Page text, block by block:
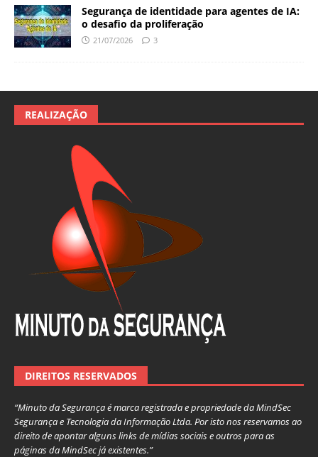
Segurança de identidade para agentes de IA:
o desafio da proliferação
21/07/2026 3
REALIZAÇÃO
DIREITOS RESERVADOS
“Minuto da Segurança é marca registrada e propriedade da MindSec
Segurança e Tecnologia da Informação Ltda. Por isto nos reservamos ao
direito de apontar alguns links de mídias sociais e outros para as
páginas da MindSec já existentes.”